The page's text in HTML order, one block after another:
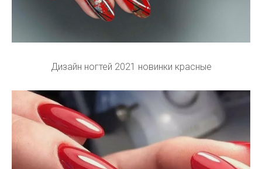
Дизайн ногтей 2021 новинки красные